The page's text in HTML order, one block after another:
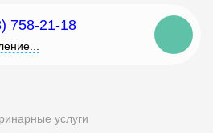
758-21-18
услуги